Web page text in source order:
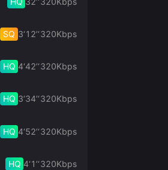
SQ 3‘12’‘320Kbps
HQ 4‘42’‘320Kbps
HQ 3‘34’‘320Kbps
HQ 4‘52’‘320Kbps
HQ 4‘1’‘320Kbps